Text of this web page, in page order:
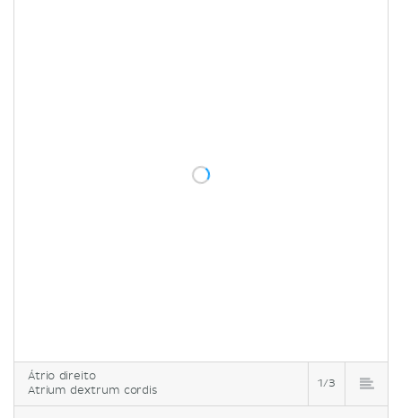
Átrio direito
Atrium dextrum cordis
1/3